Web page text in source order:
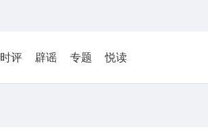
时评 辟谣 专题 悦读